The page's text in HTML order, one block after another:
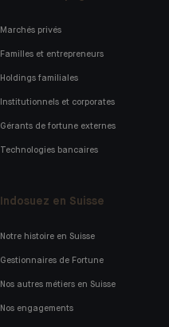
Marchés privés
Familles et entrepreneurs
Holdings familiales
Institutionnels et corporates
Gérants de fortune externes
Technologies bancaires
Indosuez en Suisse
Notre histoire en Suisse
Gestionnaires de Fortune
Nos autres métiers en Suisse
Nos engagements